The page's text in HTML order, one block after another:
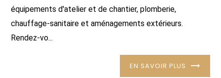
équipements d'atelier et de chantier, plomberie,
chauffage-sanitaire et aménagements extérieurs.
Rendez-vo...
EN SAVOIR PLUS